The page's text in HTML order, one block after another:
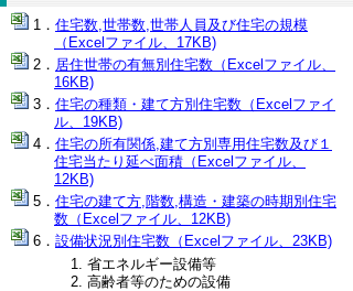
住宅数,世帯数,世帯人員及び住宅の規模
（Excelファイル、17KB)
居住世帯の有無別住宅数（Excelファイル、
16KB)
住宅の種類・建て方別住宅数（Excelファイ
ル、19KB)
住宅の所有関係,建て方別専用住宅数及び１
住宅当たり延べ面積（Excelファイル、
12KB)
住宅の建て方,階数,構造・建築の時期別住宅
数（Excelファイル、12KB)
設備状況別住宅数（Excelファイル、23KB)
省エネルギー設備等
高齢者等のための設備